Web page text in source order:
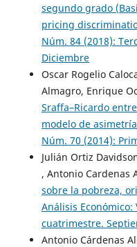
segundo grado
pricing
Núm. 84 (2018):
Diciembre
Oscar Rogelio
Almagro, Enrique
Sraffa–Ricardo
modelo de asimetría
Núm. 70 (2014):
Julián Ortiz
, Antonio Cardenas
sobre la pobreza,
Análisis Económico:
cuatrimestre.
Antonio Cárdenas